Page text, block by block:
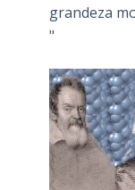
grandeza
"